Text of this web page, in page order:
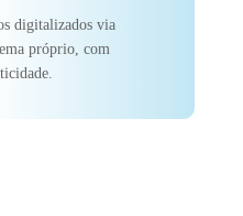
digitalizados via
próprio, com